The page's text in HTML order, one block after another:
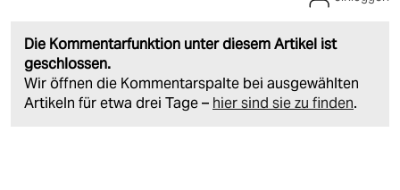
Die Kommentarfunktion unter diesem Artikel ist
geschlossen.
Wir öffnen die Kommentarspalte bei ausgewählten
Artikeln für etwa drei Tage – hier sind sie zu finden.